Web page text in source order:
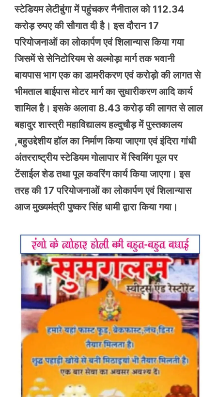
स्टेडियम लेटीबुंगा में पहुंचकर नैनीताल को 112.34
करोड़ रुपए की सौगात दी है। इस दौरान 17
परियोजनाओं का लोकार्पण एवं शिलान्यास किया गया
जिसमें से सेनिटोरियम से अल्मोड़ा मार्ग तक भवानी
बायपास भाग एक का डामरीकरण एवं करोड़ो की लागत से
भीमताल बाईपास मोटर मार्ग का सुधारीकरण आदि कार्य
शामिल है। इसके अलावा 8.43 करोड़ की लागत से लाल
बहादुर शास्त्री महाविद्यालय हल्दुचौड़ में पुस्तकालय
,बहुउद्देशीय हॉल का निर्माण किया जाएगा एवं इंदिरा गांधी
अंतरराष्ट्रीय स्टेडियम गोलापार में स्विमिंग पूल पर
टेंसाईल शेड तथा पूल कवरिंग कार्य किया जाएगा। इस
तरह की 17 परियोजनाओं का लोकार्पण एवं शिलान्यास
आज मुख्यमंत्री पुष्कर सिंह धामी द्वारा किया गया।